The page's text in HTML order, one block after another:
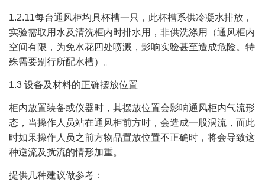
1.2.11每台通风柜均具杯槽一只，此杯槽系供冷凝水排放，
实验需取用水及清洗柜内时排水用，非供洗涤用（通风柜内
空间有限，为免水花四处喷溅，影响实验甚至造成危险。特
殊需要别行所配水槽）。
1.3 设备及材料的正确摆放位置
柜内放置装备或仪器时，其摆放位置会影响通风柜内气流形
态，当操作人员站在通风柜前方时，会造成一股涡流，而此
时如果操作人员之前方物品置放位置不正确时，将会导致这
种逆流及扰流的情形加重。
提供几种建议做参考：